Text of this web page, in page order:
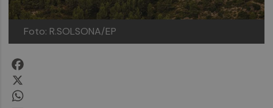
Foto: R.SOLSONA/EP